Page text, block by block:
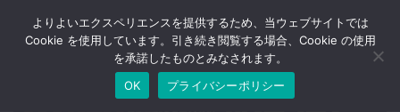
T
o
よりよいエクスペリエンスを提供するため、当ウェブサイトでは
Cookie を使用しています。引き続き閲覧する場合、Cookie の使用
を承諾したものとみなされます。
OK
プライバシーポリシー